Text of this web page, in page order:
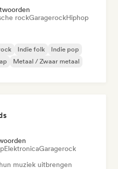
rockGaragerockHiphop
Indie folk
Indie pop
Metaal / Zwaar metaal
ElektronicaGaragerock
muziek uitbrengen